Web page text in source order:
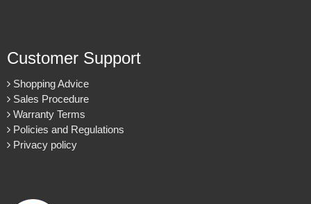
Customer Support
Shopping Advice
Sales Procedure
Warranty Terms
Policies and Regulations
Privacy policy